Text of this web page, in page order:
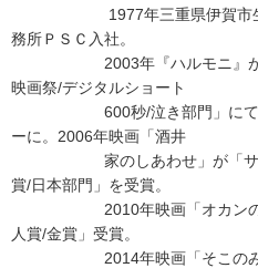
1977年三重県伊賀市生ま
務所ＰＳＣ入社。
2003年『ハルモニ』が「
映画祭/デジタルショート
600秒/泣き部門」にて最優
ーに。2006年映画「酒井
家のしあわせ」が「サンダ
賞/日本部門」を受賞。
2010年映画「オカンの嫁
人賞/金賞」受賞。
2014年映画「そこのみに